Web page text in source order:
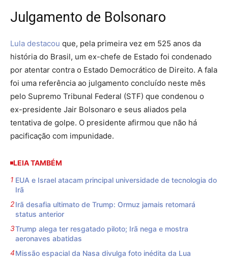
Julgamento de Bolsonaro
Lula destacou que, pela primeira vez em 525 anos da
história do Brasil, um ex-chefe de Estado foi condenado
por atentar contra o Estado Democrático de Direito. A fala
foi uma referência ao julgamento concluído neste mês
pelo Supremo Tribunal Federal (STF) que condenou o
ex-presidente Jair Bolsonaro e seus aliados pela
tentativa de golpe. O presidente afirmou que não há
pacificação com impunidade.
LEIA TAMBÉM
EUA e Israel atacam principal universidade de tecnologia do
Irã
Irã desafia ultimato de Trump: Ormuz jamais retomará
status anterior
Trump alega ter resgatado piloto; Irã nega e mostra
aeronaves abatidas
Missão espacial da Nasa divulga foto inédita da Lua